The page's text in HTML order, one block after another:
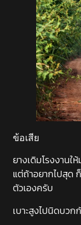
ข้อเสีย
ยางเดิมโรงงานใ
แต่ถ้าอยากไปสุด
ตัวเองครับ
เบาะสูงไปนิดบวก